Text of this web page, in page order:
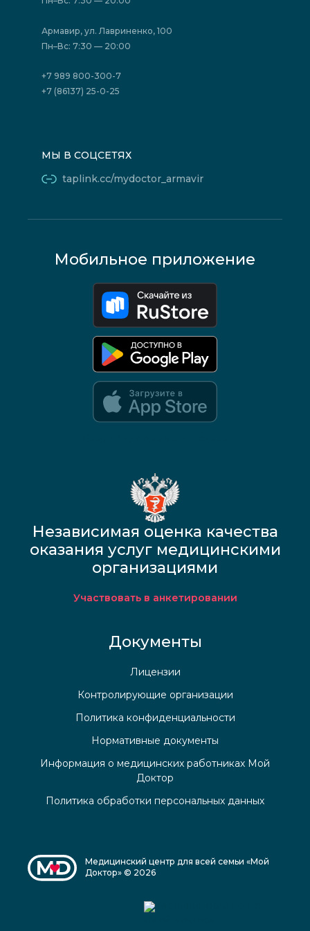
Акции
Государственные программы
Юридическим лицам
Армавир, ул. Лавриненко, 100
Пн–Вс: 7:30 — 20:00
+7 989 800-300-7
+7 (86137) 25-0-25
МЫ В СОЦСЕТЯХ
taplink.cc/mydoctor_armavir
Мобильное приложение
Независимая оценка качества
оказания услуг медицинскими
организациями
Участвовать в анкетировании
Документы
Лицензии
Контролирующие организации
Политика конфиденциальности
Нормативные документы
Информация о медицинских работниках Мой
Доктор
Политика обработки персональных данных
Медицинский центр для всей семьи «Мой
Доктор» © 2026